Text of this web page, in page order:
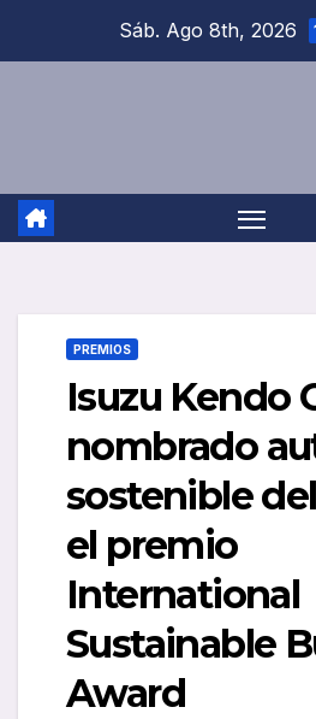
Sáb. Ago 8th, 2026
PREMIOS
Isuzu Kendo
nombrado
sostenible
el premio
International
Sustainable
Award